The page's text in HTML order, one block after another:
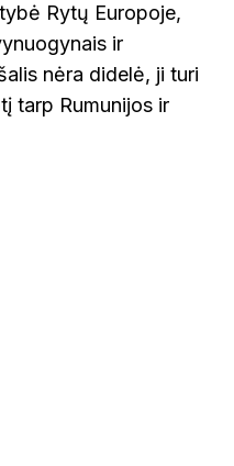
Rytų Europoje,
ir
nėra didelė, ji turi
tarp Rumunijos ir